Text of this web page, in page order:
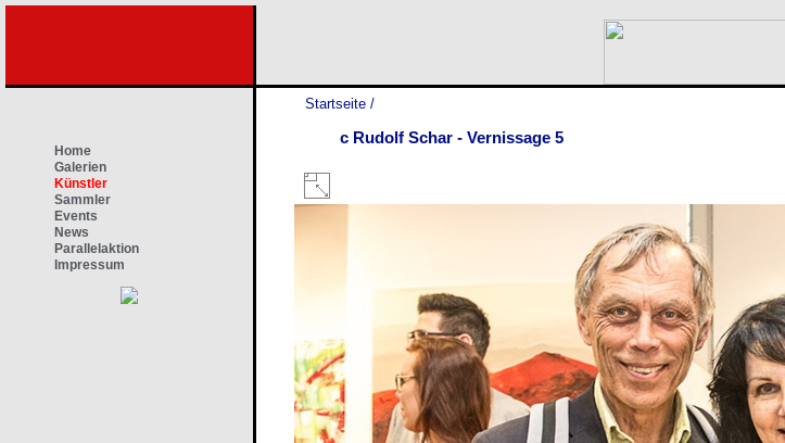
Home
Galerien
Künstler
Sammler
Events
News
Parallelaktion
Impressum
Startseite /
c Rudolf Schar - Vernissage 5